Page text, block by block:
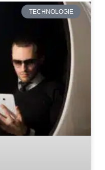
TECHNOLOGIE